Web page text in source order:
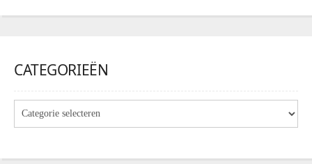
CATEGORIEËN